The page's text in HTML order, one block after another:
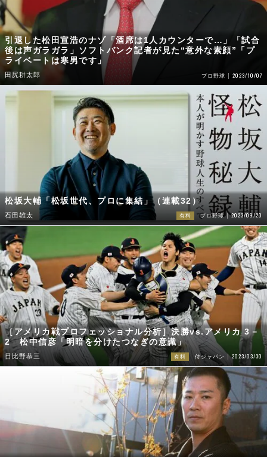
引退した松田宣浩のナゾ「酒席は1人カウンターで…」「試合
後は声ガラガラ」ソフトバンク記者が見た“意外な素顔”「プ
ライベートは寒男です」
田尻耕太郎 プロ野球 2023/10/07
松坂大輔「松坂世代、プロに集結」（連載32）
石田雄太 有料 プロ野球 2023/09/20
［アメリカ戦プロフェッショナル分析］決勝vs.アメリカ 3－
2 松中信彦「明暗を分けたつなぎの意識」
日比野恭三 有料 侍ジャパン 2023/03/30